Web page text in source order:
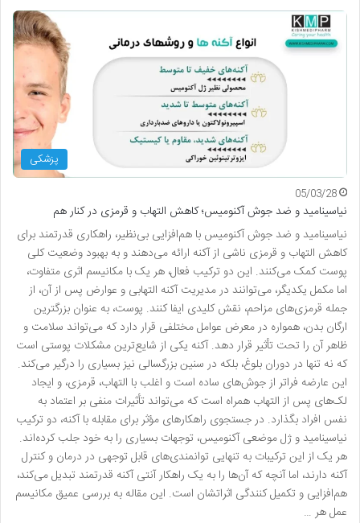
پزشکی
05/03/28
نیاسینامید و ضد جوش آکنومیس؛ کاهش التهاب و قرمزی در کنار هم
نیاسینامید و ضد جوش آکنومیس با هم‌افزایی بی‌نظیر، راهکاری قدرتمند برای
کاهش التهاب و قرمزی ناشی از آکنه ارائه می‌دهند و به بهبود وضعیت کلی
پوست کمک می‌کنند. این دو ترکیب فعال، هر یک با مکانیسم اثری متفاوت،
اما مکمل یکدیگر، می‌توانند در مدیریت آکنه التهابی و عوارض پس از آن، از
جمله قرمزی‌های مزاحم، نقش کلیدی ایفا کنند. پوست، به عنوان بزرگترین
ارگان بدن، همواره در معرض عوامل مختلفی قرار دارد که می‌تواند سلامت و
ظاهر آن را تحت تأثیر قرار دهد. آکنه یکی از شایع‌ترین مشکلات پوستی است
که نه تنها در دوران بلوغ، بلکه در سنین بزرگسالی نیز بسیاری را درگیر می‌کند.
این عارضه فراتر از جوش‌های ساده است و اغلب با التهاب، قرمزی، و ایجاد
لک‌های پس از التهاب همراه است که می‌تواند تأثیرات منفی بر اعتماد به
نفس افراد بگذارد. در جستجوی راهکارهای مؤثر برای مقابله با آکنه، دو ترکیب
نیاسینامید و ژل موضعی آکنومیس، توجهات بسیاری را به خود جلب کرده‌اند.
هر یک از این ترکیبات به تنهایی توانمندی‌های قابل توجهی در درمان و کنترل
آکنه دارند، اما آنچه که آن‌ها را به یک راهکار آنتی آکنه قدرتمند تبدیل می‌کند،
هم‌افزایی و تکمیل کنندگی اثراتشان است. این مقاله به بررسی عمیق مکانیسم
عمل هر …